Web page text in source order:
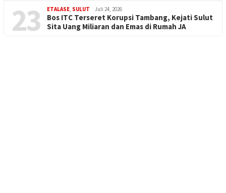
23 ETALASE SULUT Juli 24, 2026
Bos ITC Terseret Korupsi Tambang, Kejati Sulut
Sita Uang Miliaran dan Emas di Rumah JA